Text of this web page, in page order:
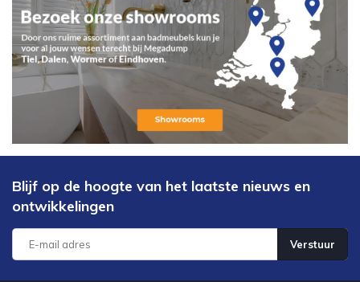
Blijf op de hoogte van het laatste nieuws en
ontwikkelingen
Verstuur